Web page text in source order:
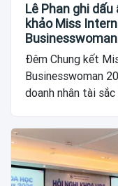
Lê Phan ghi
khảo Miss
tỏa giá trị của
Đêm Chung kết
Businesswoman
doanh nhân tài sắc